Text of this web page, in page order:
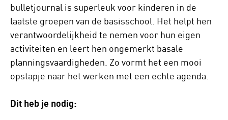
bulletjournal is superleuk voor kinderen in de
laatste groepen van de basisschool. Het helpt hen
verantwoordelijkheid te nemen voor hun eigen
activiteiten en leert hen ongemerkt basale
planningsvaardigheden. Zo vormt het een mooi
opstapje naar het werken met een echte agenda.
Dit heb je nodig: